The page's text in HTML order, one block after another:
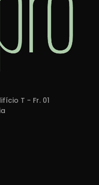
T - Fr. 01